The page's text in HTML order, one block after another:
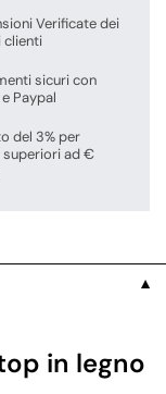
Verificate dei
clienti
sicuri con
Paypal
del 3% per
superiori ad €
▼
in legno